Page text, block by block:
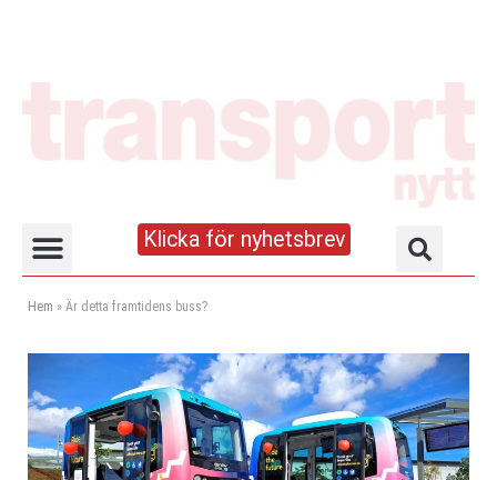
Klicka för nyhetsbrev
Hem » Är detta framtidens buss?